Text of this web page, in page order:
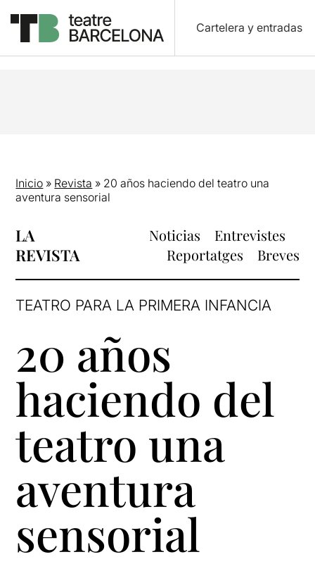
Cartelera y entradas
Inicio » Revista » 20 años haciendo del teatro una
aventura sensorial
LA
REVISTA
Noticias
Entrevistes
Reportatges
Breves
TEATRO PARA LA PRIMERA INFANCIA
20 años
haciendo del
teatro una
aventura
sensorial